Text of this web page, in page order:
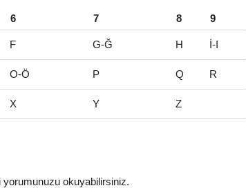
6 7 8 9
F G-Ğ H İ-I
O-Ö P Q R
X Y Z
yorumunuzu okuyabilirsiniz.